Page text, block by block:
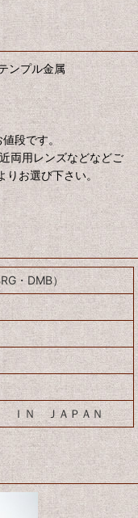
プル金属
段です。
両用レンズなどなどご
お選び下さい。
・DMB）
ＩＮ ＪＡＰＡＮ